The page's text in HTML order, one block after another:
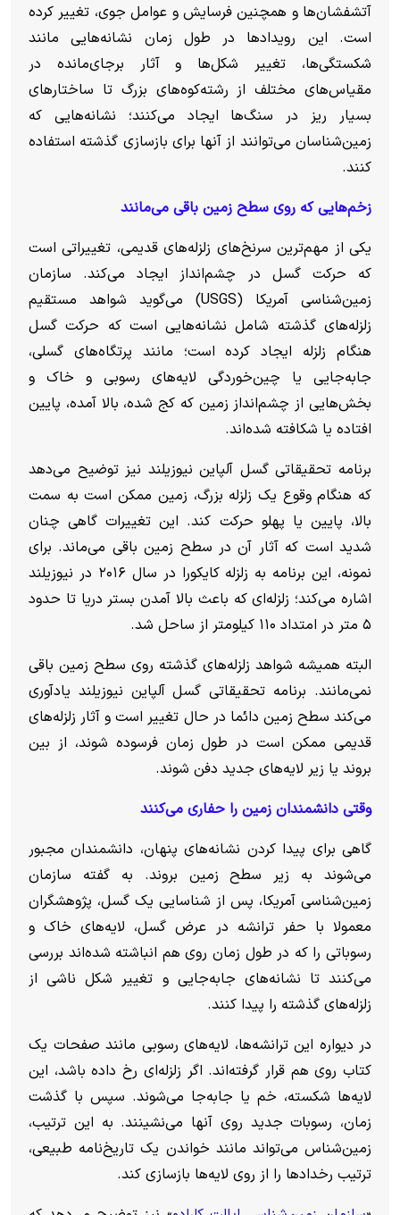
آتشفشان‌ها و همچنین فرسایش و عوامل جوی، تغییر کرده
است. این رویداد‌ها در طول زمان نشانه‌هایی مانند
شکستگی‌ها، تغییر شکل‌ها و آثار برجای‌مانده در
مقیاس‌های مختلف از رشته‌کوه‌های بزرگ تا ساختار‌های
بسیار ریز در سنگ‌ها ایجاد می‌کنند؛ نشانه‌هایی که
زمین‌شناسان می‌توانند از آنها برای بازسازی گذشته استفاده
کنند.
زخم‌هایی که روی سطح زمین باقی می‌مانند
یکی از مهم‌ترین سرنخ‌های زلزله‌های قدیمی، تغییراتی است
که حرکت گسل در چشم‌انداز ایجاد می‌کند. سازمان
زمین‌شناسی آمریکا (USGS) می‌گوید شواهد مستقیم
زلزله‌های گذشته شامل نشانه‌هایی است که حرکت گسل
هنگام زلزله ایجاد کرده است؛ مانند پرتگاه‌های گسلی،
جابه‌جایی یا چین‌خوردگی لایه‌های رسوبی و خاک و
بخش‌هایی از چشم‌انداز زمین که کج شده، بالا آمده، پایین
افتاده یا شکافته شده‌اند.
برنامه تحقیقاتی گسل آلپاین نیوزیلند نیز توضیح می‌دهد
که هنگام وقوع یک زلزله بزرگ، زمین ممکن است به سمت
بالا، پایین یا پهلو حرکت کند. این تغییرات گاهی چنان
شدید است که آثار آن در سطح زمین باقی می‌ماند. برای
نمونه، این برنامه به زلزله کایکورا در سال ۲۰۱۶ در نیوزیلند
اشاره می‌کند؛ زلزله‌ای که باعث بالا آمدن بستر دریا تا حدود
۵ متر در امتداد ۱۱۰ کیلومتر از ساحل شد.
البته همیشه شواهد زلزله‌های گذشته روی سطح زمین باقی
نمی‌مانند. برنامه تحقیقاتی گسل آلپاین نیوزیلند یادآوری
می‌کند سطح زمین دائما در حال تغییر است و آثار زلزله‌های
قدیمی ممکن است در طول زمان فرسوده شوند، از بین
بروند یا زیر لایه‌های جدید دفن شوند.
وقتی دانشمندان زمین را حفاری می‌کنند
گاهی برای پیدا کردن نشانه‌های پنهان، دانشمندان مجبور
می‌شوند به زیر سطح زمین بروند. به گفته سازمان
زمین‌شناسی آمریکا، پس از شناسایی یک گسل، پژوهشگران
معمولا با حفر ترانشه در عرض گسل، لایه‌های خاک و
رسوباتی را که در طول زمان روی هم انباشته شده‌اند بررسی
می‌کنند تا نشانه‌های جابه‌جایی و تغییر شکل ناشی از
زلزله‌های گذشته را پیدا کنند.
در دیواره این ترانشه‌ها، لایه‌های رسوبی مانند صفحات یک
کتاب روی هم قرار گرفته‌اند. اگر زلزله‌ای رخ داده باشد، این
لایه‌ها شکسته، خم یا جابه‌جا می‌شوند. سپس با گذشت
زمان، رسوبات جدید روی آنها می‌نشینند. به این ترتیب،
زمین‌شناس می‌تواند مانند خواندن یک تاریخ‌نامه طبیعی،
ترتیب رخداد‌ها را از روی لایه‌ها بازسازی کند.